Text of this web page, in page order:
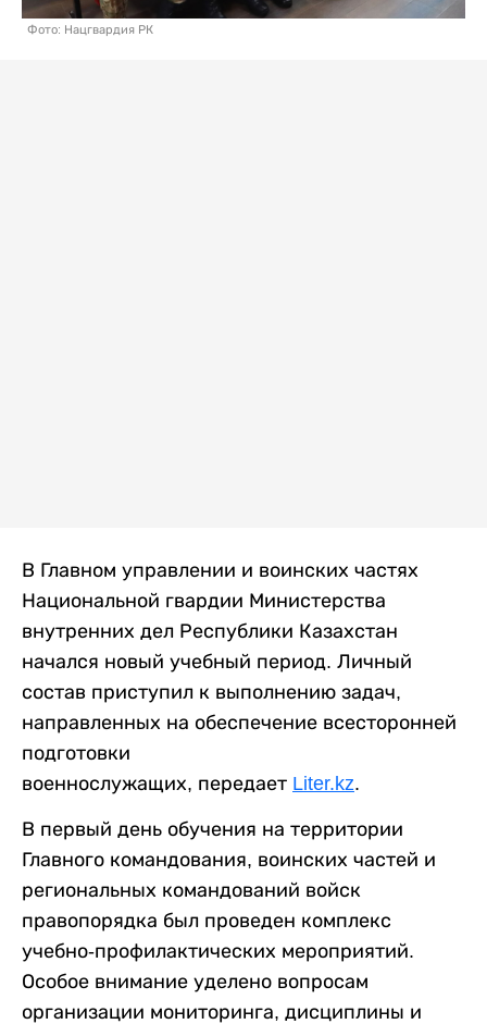
Фото: Нацгвардия РК
В Главном управлении и воинских частях
Национальной гвардии Министерства
внутренних дел Республики Казахстан
начался новый учебный период. Личный
состав приступил к выполнению задач,
направленных на обеспечение всесторонней
подготовки
военнослужащих, передает Liter.kz.
В первый день обучения на территории
Главного командования, воинских частей и
региональных командований войск
правопорядка был проведен комплекс
учебно-профилактических мероприятий.
Особое внимание уделено вопросам
организации мониторинга, дисциплины и